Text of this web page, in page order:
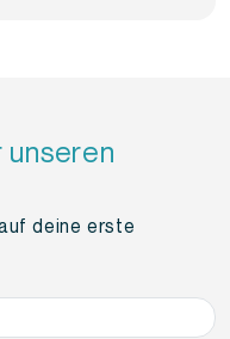
unseren
deine erste